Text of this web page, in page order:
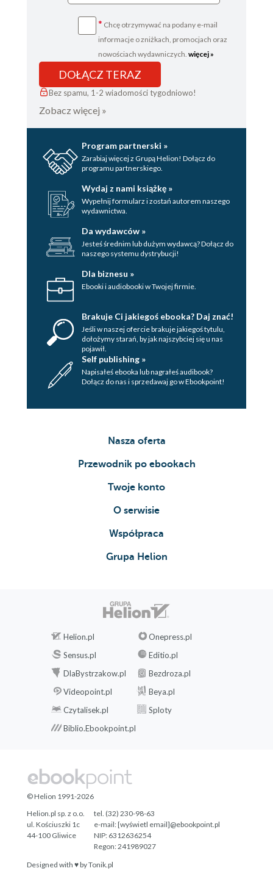
* Chcę otrzymywać na podany e-mail
informacje o zniżkach, promocjach oraz
nowościach wydawniczych. więcej »
DOŁĄCZ TERAZ
Bez spamu, 1-2 wiadomości tygodniowo!
Zobacz więcej »
Program partnerski »
Zarabiaj więcej z Grupą Helion! Dołącz do
programu partnerskiego.
Wydaj z nami książkę »
Wypełnij formularz i zostań autorem naszego
wydawnictwa.
Da wydawców »
Jesteś średnim lub dużym wydawcą? Dołącz do
naszego systemu dystrybucji!
Dla biznesu »
Ebooki i audiobooki w Twojej firmie.
Brakuje Ci jakiegoś ebooka? Daj znać!
Jeśli w naszej ofercie brakuje jakiegoś tytulu,
dołożymy starań, by jak najszybciej się u nas
pojawił.
Self publishing »
Napisałeś ebooka lub nagrałeś audibook?
Dołącz do nas i sprzedawaj go w Ebookpoint!
Nasza oferta
Przewodnik po ebookach
Twoje konto
O serwisie
Współpraca
Grupa Helion
Helion.pl
Onepress.pl
Sensus.pl
Editio.pl
DlaBystrzakow.pl
Bezdroza.pl
Videopoint.pl
Beya.pl
Czytalisek.pl
Sploty
Biblio.Ebookpoint.pl
Designed with ♥ byTonik.pl
© Helion 1991-2026
Helion.pl sp. z o.o.
ul. Kościuszki 1c
44-100 Gliwice
tel. (32) 230-98-63
e-mail:[wyświetl email]@ebookpoint.pl
NIP: 6312636254
Regon: 241989027